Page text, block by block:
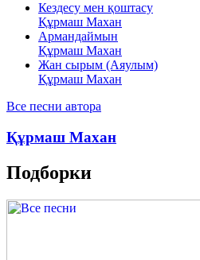
Кездесу мен қоштасу
Құрмаш Махан
Армандаймын
Құрмаш Махан
Жан сырым (Аяулым)
Құрмаш Махан
Все песни автора
Құрмаш Махан
Подборки